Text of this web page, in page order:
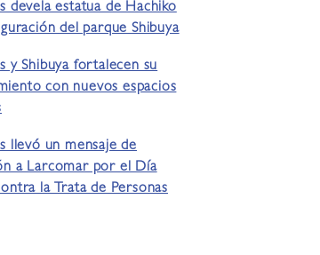
devela estatua de Hachiko
del parque Shibuya
y Shibuya fortalecen su
con nuevos espacios
llevó un mensaje de
a Larcomar por el Día
la Trata de Personas